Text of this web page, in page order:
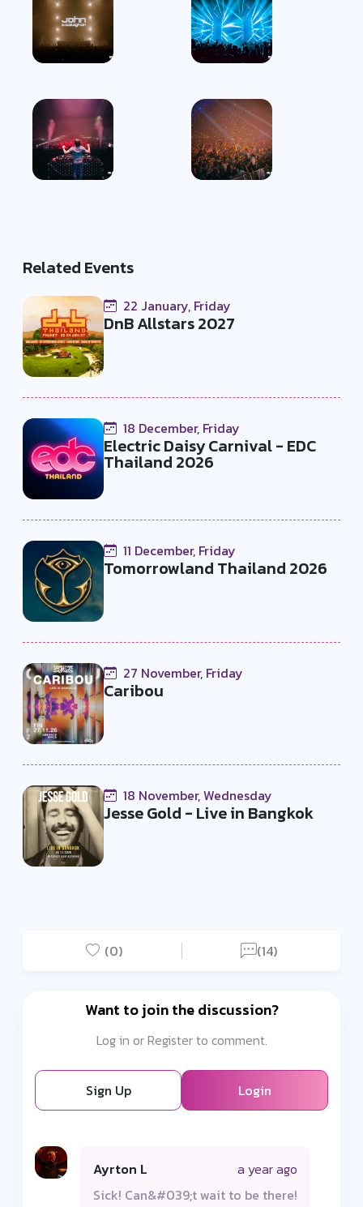
Related Events
22 January, Friday
DnB Allstars 2027
18 December, Friday
Electric Daisy Carnival - EDC
Thailand 2026
11 December, Friday
Tomorrowland Thailand 2026
27 November, Friday
Caribou
18 November, Wednesday
Jesse Gold - Live in Bangkok
(0) (14)
Want to join the discussion?
Log in or Register to comment.
Sign Up Login
Ayrton L
a year ago
Sick! Can&#039;t wait to be there!